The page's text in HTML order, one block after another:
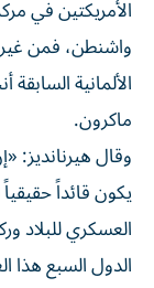
الأمريكتين في
واشنطن، فمن
الألمانية
ماكرون.
وقال هيرنانديز:
يكون قائداً
العسكري للبلاد
الدول السبع هذا